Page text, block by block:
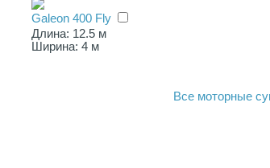
Galeon 400 Fly
Длина: 12.5 м
Ширина: 4 м
Все моторные